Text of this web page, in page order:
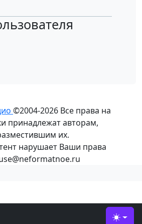
©2004-2026 Все права на
принадлежат авторам,
их.
нарушает Ваши права